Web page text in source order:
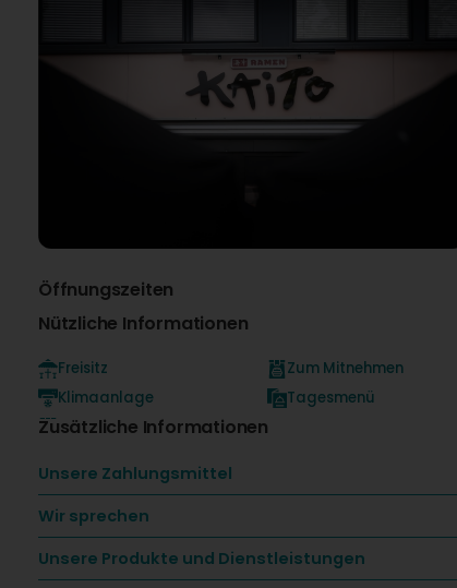
Öffnungszeiten
Nützliche Informationen
Freisitz
Klimaanlage
Zum Mitnehmen
Tagesmenü
Zusätzliche Informationen
Unsere Zahlungsmittel
Wir sprechen
Unsere Produkte und Dienstleistungen